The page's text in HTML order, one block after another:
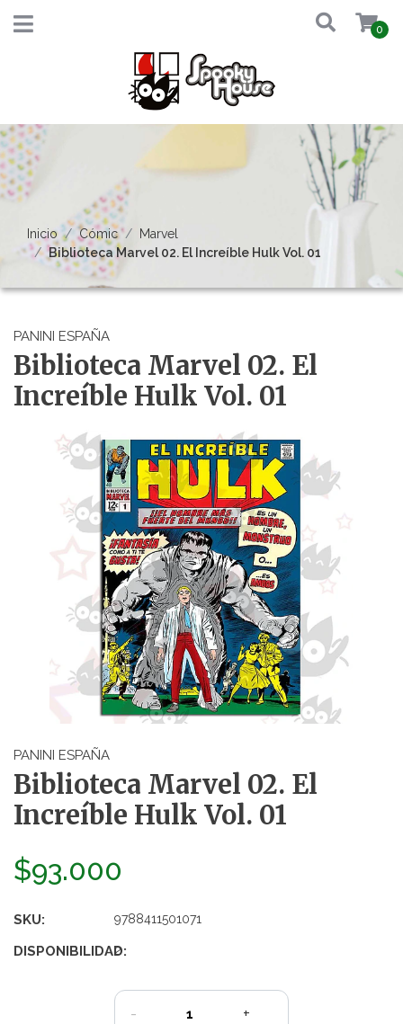
0
Inicio Cómic
Marvel
Biblioteca Marvel 02. El Increíble Hulk Vol. 01
PANINI ESPAÑA
Biblioteca Marvel 02. El
Increíble Hulk Vol. 01
PANINI ESPAÑA
Biblioteca Marvel 02. El
Increíble Hulk Vol. 01
$93.000
SKU: 9788411501071
DISPONIBILIDAD:
2
- +